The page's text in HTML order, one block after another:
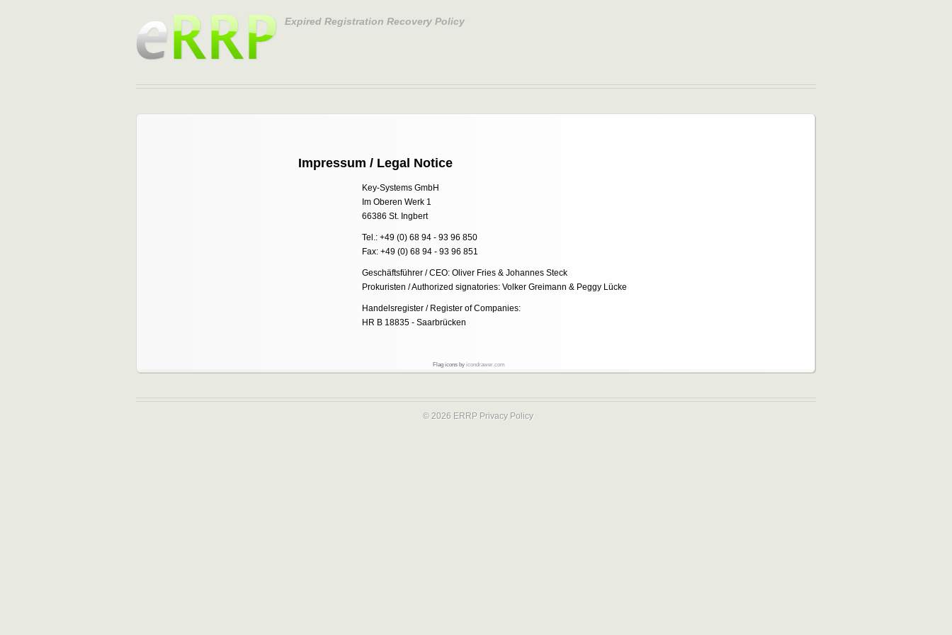
Expired Registration Recovery Policy
Impressum / Legal Notice
Key-Systems GmbH
Im Oberen Werk 1
66386 St. Ingbert
Tel.: +49 (0) 68 94 - 93 96 850
Fax: +49 (0) 68 94 - 93 96 851
Geschäftsführer / CEO: Oliver Fries & Johannes Steck
Prokuristen / Authorized signatories: Volker Greimann & Peggy Lücke
Handelsregister / Register of Companies:
HR B 18835 - Saarbrücken
Flag icons by icondrawer.com
© 2026 ERRP Privacy Policy